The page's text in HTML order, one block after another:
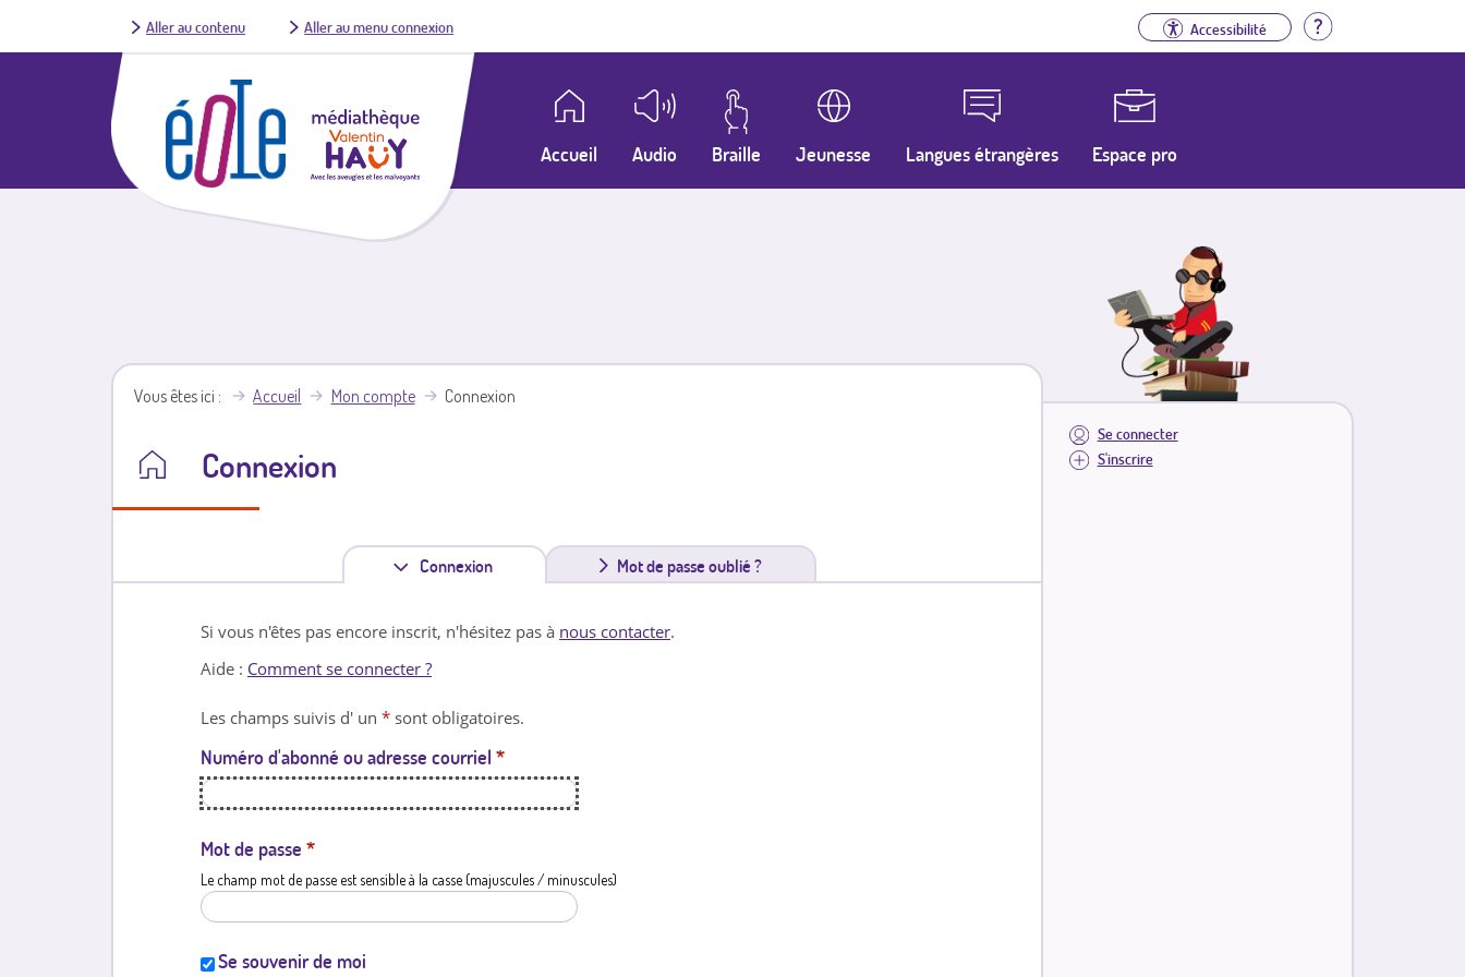
Aller au contenu Aller au menu connexion Accessibilité Aide
Accueil Audio Braille Jeunesse Langues étrangères Espace pro
Se connecter
S'inscrire
Vous êtes ici Accueil Mon compte Connexion
Connexion
Connexion
n
l
e
Mot de passe oublié ?
Si vous n'êtes pas encore inscrit, n'hésitez pas à nous contacter.
Aide : Comment se connecter ?
Les champs suivis d' un * sont obligatoires.
Numéro d'abonné ou adresse courriel *
Mot de passe *
Le champ mot de passe est sensible à la casse (majuscules / minuscules)
Se souvenir de moi